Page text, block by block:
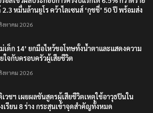
2.3 หมื่นล้านยูโร คว้าไลเซนส์ ‘กุชชี่’ 50 ปี พร้อมส่ง
งหาคม 2026
ม่เด็ก 14’ ยกมือไหว้ขอโทษทั้งน้ำตาและแสดงความ
ยใจกับครอบครัวผู้เสียชีวิต
งหาคม 2026
วชฯ เผยผลชันสูตรผู้เสียชีวิตเหตุใช้อาวุธปืนใน
งเรียน 8 ร่าง กระสุนเข้าจุดสำคัญทั้งหมด